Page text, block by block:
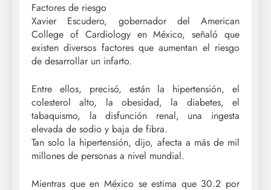
Factores de riesgo
Xavier Escudero, gobernador del American
College of Cardiology en México, señaló que
existen diversos factores que aumentan el riesgo
de desarrollar un infarto.
Entre ellos, precisó, están la hipertensión, el
colesterol alto, la obesidad, la diabetes, el
tabaquismo, la disfunción renal, una ingesta
elevada de sodio y baja de fibra.
Tan solo la hipertensión, dijo, afecta a más de mil
millones de personas a nivel mundial.
Mientras que en México se estima que 30.2 por